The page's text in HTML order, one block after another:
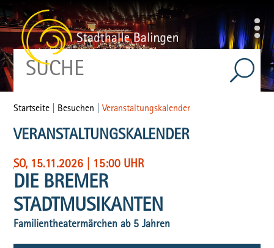
Startseite Besuchen |Veranstaltungskalender
VERANSTALTUNGSKALENDER
SO, 15.11.2026 15:00 UHR
DIE BREMER
STADTMUSIKANTEN
Familientheatermärchen ab 5 Jahren